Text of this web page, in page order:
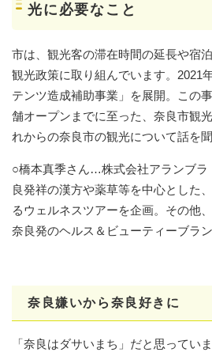
光に必要なこと
市は、観光客の滞在時間の延長や宿
観光政策に取り組んでいます。2021
テンツ造成補助事業」を展開。この
舗オープンまでに至った、奈良市観
れからの奈良市の観光について話を聞
○橋本真季さん…株式会社アランブ
良発祥の漢方や薬草等を中心とした
るウェルネスツアーを企画。その他
奈良発のヘルス＆ビューティーブラ
奈良嫌いから奈良好きに
「奈良はダサいまち」だと思ってい